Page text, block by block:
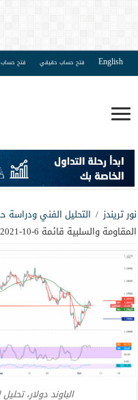
English فتح حساب حقيقي فتح
نور تريندز / التحليل الفني ودراسة
المقاومة والسلبية قائمة 6-10-2021
الباوند دولار،